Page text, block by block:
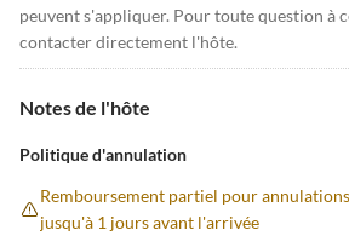
peuvent s'appliquer. Pour toute question à
contacter directement l'hôte.
Notes de l'hôte
Politique d'annulation
Remboursement partiel pour
jusqu'à 1 jours avant l'arrivée